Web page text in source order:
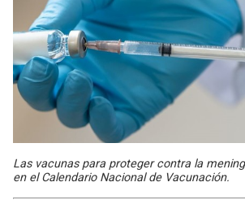
Las vacunas para proteger contra la
en el Calendario Nacional de Vacunación.